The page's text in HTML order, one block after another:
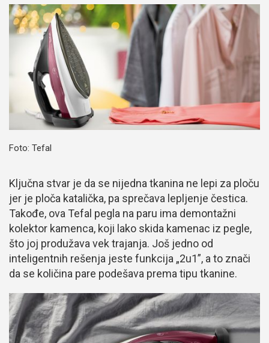
Foto: Tefal
Ključna stvar je da se nijedna tkanina ne lepi za ploču
jer je ploča katalička, pa sprečava lepljenje čestica.
Takođe, ova Tefal pegla na paru ima demontažni
kolektor kamenca, koji lako skida kamenac iz pegle,
što joj produžava vek trajanja. Još jedno od
inteligentnih rešenja jeste funkcija „2u1”, a to znači
da se količina pare podešava prema tipu tkanine.